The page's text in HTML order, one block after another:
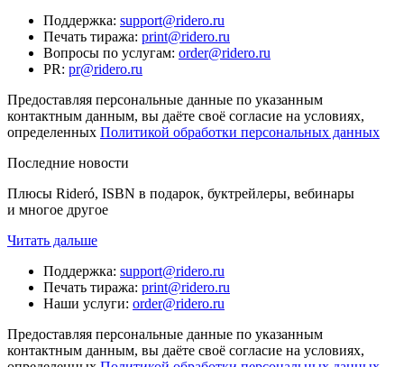
Поддержка: support@ridero.ru
Печать тиража: print@ridero.ru
Вопросы по услугам: order@ridero.ru
PR: pr@ridero.ru
Предоставляя персональные данные по указанным
контактным данным, вы даёте своё согласие на условиях,
определенных Политикой обработки персональных данных
Последние новости
Плюсы Rideró, ISBN в подарок, буктрейлеры, вебинары
и многое другое
Читать дальше
Поддержка: support@ridero.ru
Печать тиража: print@ridero.ru
Наши услуги: order@ridero.ru
Предоставляя персональные данные по указанным
контактным данным, вы даёте своё согласие на условиях,